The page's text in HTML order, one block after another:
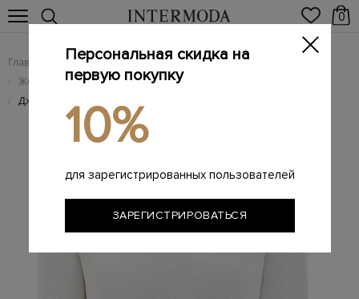
0
Главная Женщинам / Женская одежда
/ Женский трикотаж
/ Джемпер из тонкой хлопковой пряжи с пайетками в тон
Персональная скидка на
первую покупку
10%
для зарегистрированных пользователей
ЗАРЕГИСТРИРОВАТЬСЯ